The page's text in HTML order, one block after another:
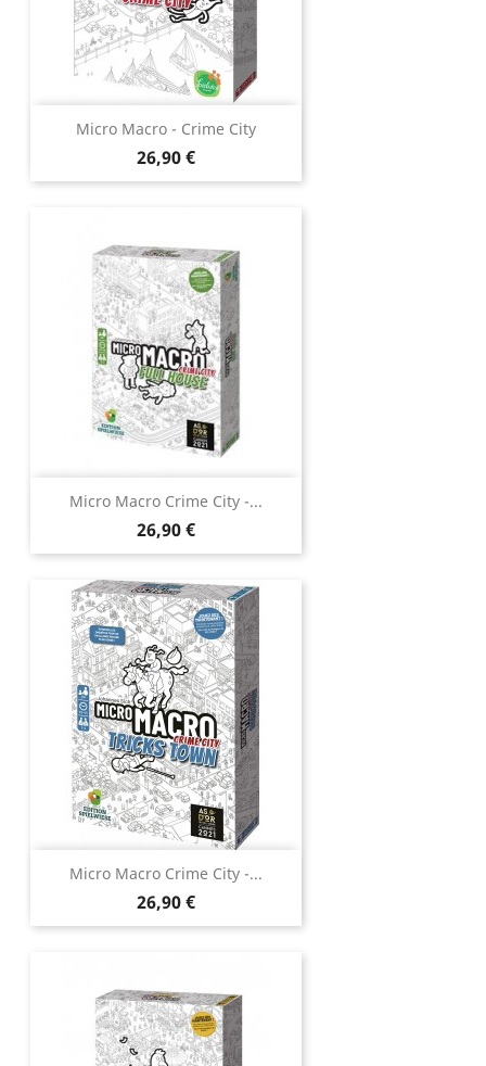
Micro Macro - Crime City
Prix
26,90 €
Micro Macro Crime City -...
Prix
26,90 €
Micro Macro Crime City -...
Prix
26,90 €